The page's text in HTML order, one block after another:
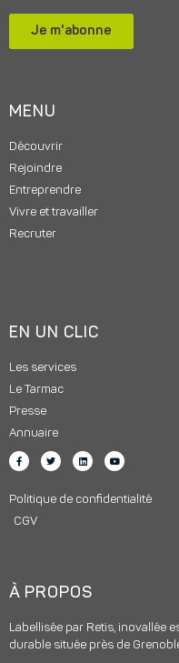
Je m'abonne
MENU
Découvrir
Rejoindre
Entreprendre
Vivre et travailler
Recruter
EN UN CLIC
Les services
Le Tarmac
Presse
Annuaire
Politique de confidentialité
CGV
À PROPOS
Labellisée par Retis, inovallée
durable située près de